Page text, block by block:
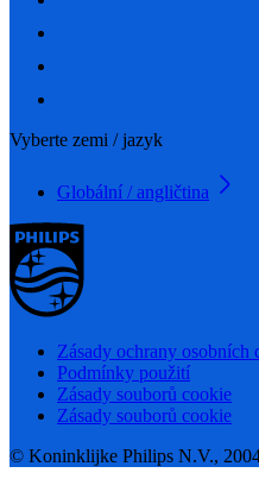
Vyberte zemi / jazyk
Globální / angličtina
Zásady ochrany osobních
Podmínky použití
Zásady souborů cookie
Zásady souborů cookie
© Koninklijke Philips N.V.,